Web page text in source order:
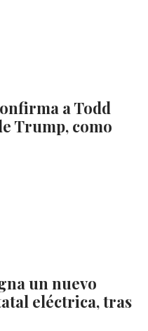
a Todd
Trump, como
un nuevo
eléctrica, tras